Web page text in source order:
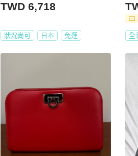
TWD 6,718
狀況尚可 日本 免運 全